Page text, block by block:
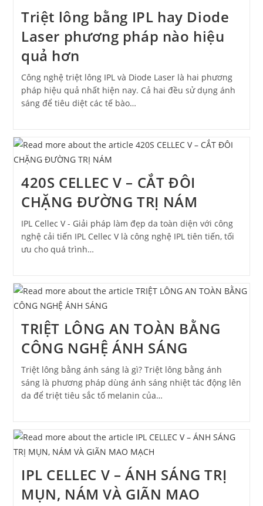
Triệt lông bằng IPL hay Diode
Laser phương pháp nào hiệu
quả hơn
Công nghệ triệt lông IPL và Diode Laser là hai phương
pháp hiệu quả nhất hiện nay. Cả hai đều sử dụng ánh
sáng để tiêu diệt các tế bào…
420S CELLEC V – CẮT ĐÔI
CHẶNG ĐƯỜNG TRỊ NÁM
IPL Cellec V - Giải pháp làm đẹp da toàn diện với công
nghệ cải tiến IPL Cellec V là công nghệ IPL tiên tiến, tối
ưu cho quá trình…
TRIỆT LÔNG AN TOÀN BẰNG
CÔNG NGHỆ ÁNH SÁNG
Triệt lông bằng ánh sáng là gì? Triệt lông bằng ánh
sáng là phương pháp dùng ánh sáng nhiệt tác động lên
da để triệt tiêu sắc tố melanin của…
IPL CELLEC V – ÁNH SÁNG TRỊ
MỤN, NÁM VÀ GIÃN MAO